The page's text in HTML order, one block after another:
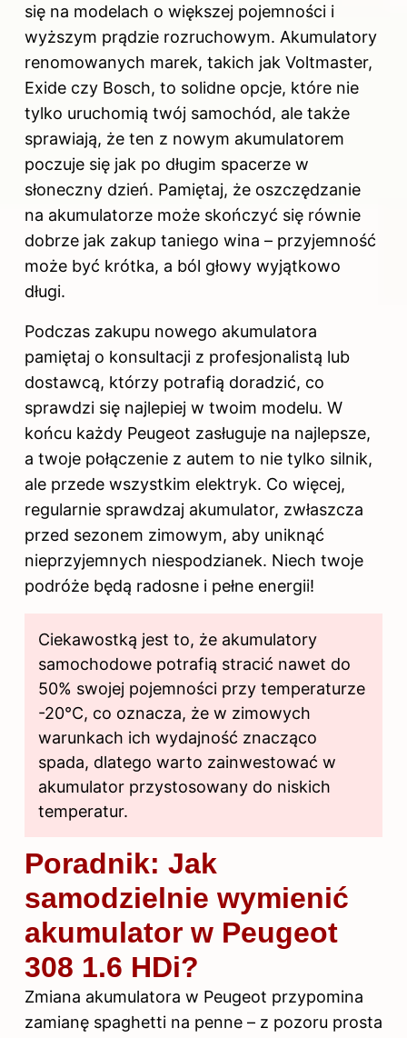
się na modelach o większej pojemności i
wyższym prądzie rozruchowym. Akumulatory
renomowanych marek, takich jak Voltmaster,
Exide czy Bosch, to solidne opcje, które nie
tylko uruchomią twój samochód, ale także
sprawiają, że ten z nowym akumulatorem
poczuje się jak po długim spacerze w
słoneczny dzień. Pamiętaj, że oszczędzanie
na akumulatorze może skończyć się równie
dobrze jak zakup taniego wina – przyjemność
może być krótka, a ból głowy wyjątkowo
długi.
Podczas zakupu nowego akumulatora
pamiętaj o konsultacji z profesjonalistą lub
dostawcą, którzy potrafią doradzić, co
sprawdzi się najlepiej w twoim modelu. W
końcu każdy Peugeot zasługuje na najlepsze,
a twoje połączenie z autem to nie tylko silnik,
ale przede wszystkim elektryk. Co więcej,
regularnie sprawdzaj akumulator, zwłaszcza
przed sezonem zimowym, aby uniknąć
nieprzyjemnych niespodzianek. Niech twoje
podróże będą radosne i pełne energii!
Ciekawostką jest to, że akumulatory
samochodowe potrafią stracić nawet do
50% swojej pojemności przy temperaturze
-20°C, co oznacza, że w zimowych
warunkach ich wydajność znacząco
spada, dlatego warto zainwestować w
akumulator przystosowany do niskich
temperatur.
Poradnik: Jak
samodzielnie wymienić
akumulator w Peugeot
308 1.6 HDi?
Zmiana akumulatora w Peugeot przypomina
zamianę spaghetti na penne – z pozoru prosta